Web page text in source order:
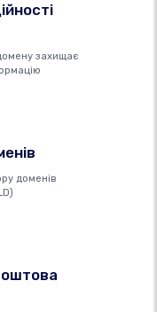
захищає
доменів